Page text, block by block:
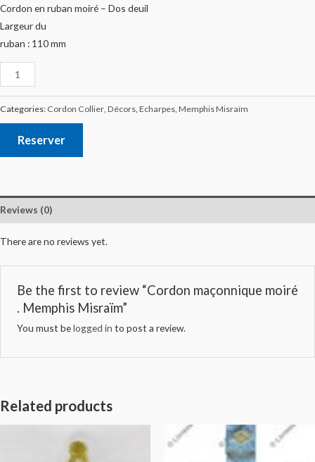
Cordon en ruban moiré – Dos deuil
Largeur du
ruban : 110 mm
Categories: Cordon Collier Décors Echarpes Memphis Misraïm
Reserver
Reviews (0)
There are no reviews yet.
Be the first to review “Cordon maçonnique moiré
. Memphis Misraïm”
You must belogged in to post a review.
Related products